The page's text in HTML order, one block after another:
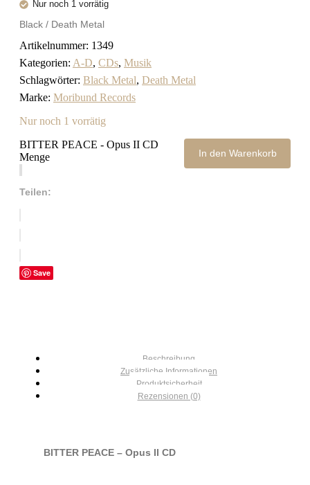
Nur noch 1 vorrätig
Black / Death Metal
Artikelnummer: 1349
Kategorien: A-D, CDs, Musik
Schlagwörter: Black Metal, Death Metal
Marke: Moribund Records
Nur noch 1 vorrätig
BITTER PEACE - Opus II CD
Menge
In den Warenkorb
Teilen:
Save
Beschreibung
Zusätzliche Informationen
Produktsicherheit
Rezensionen (0)
BITTER PEACE – Opus II CD